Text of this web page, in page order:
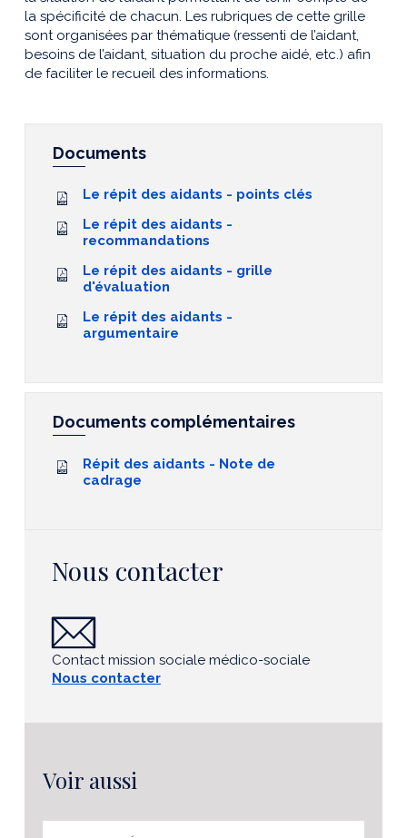
la spécificité de chacun. Les rubriques de cette grille
sont organisées par thématique (ressenti de l’aidant,
besoins de l’aidant, situation du proche aidé, etc.) afin
de faciliter le recueil des informations.
Documents
Le répit des aidants - points clés
Le répit des aidants -
recommandations
Le répit des aidants - grille
d'évaluation
Le répit des aidants -
argumentaire
Documents complémentaires
Répit des aidants - Note de
cadrage
Nous contacter
Contact mission sociale médico-sociale
Nous contacter
Voir aussi